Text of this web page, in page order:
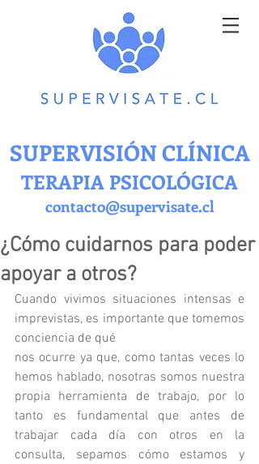
SUPERVISIÓN CLÍNICA
TERAPIA PSICOLÓGICA
contacto@supervisate.cl
¿Cómo cuidarnos para poder
apoyar a otros?
Cuando vivimos situaciones intensas e
imprevistas, es importante que tomemos
conciencia de qué
nos ocurre ya que, como tantas veces lo
hemos hablado, nosotras somos nuestra
propia herramienta de trabajo, por lo
tanto es fundamental que antes de
trabajar cada día con otros en la
consulta, sepamos cómo estamos y